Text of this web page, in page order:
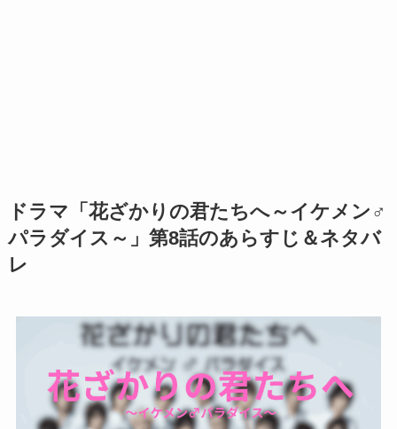
ドラマ「花ざかりの君たちへ～イケメン♂
パラダイス～」第8話のあらすじ＆ネタバ
レ